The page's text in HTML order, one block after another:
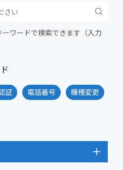
ワードで検索できます（入力
証 電話番号 機種変更